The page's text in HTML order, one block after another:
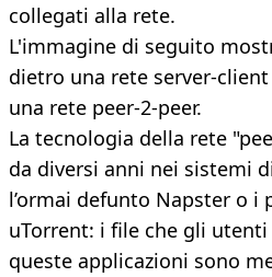
collegati alla rete.
L'immagine di seguito
dietro una rete server-
una rete peer-2-peer.
La tecnologia della rete
da diversi anni nei sistemi
l’ormai defunto Napster o i
uTorrent: i file che gli
queste applicazioni sono